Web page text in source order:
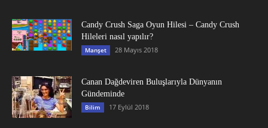
Candy Crush Saga Oyun Hilesi – Candy Crush
Hileleri nasıl yapılır?
Manşet 28 Mayıs 2018
Canan Dağdeviren Buluşlarıyla Dünyanın
Gündeminde
Bilim 17 Eylül 2018